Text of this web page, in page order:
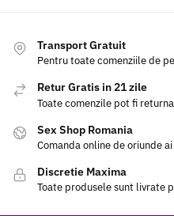
Transport Gratuit
Pentru toate comenziile de
Retur Gratis in 21 zile
Toate comenzile pot fi
Sex Shop Romania
Comanda online de oriunde
Discretie Maxima
Toate produsele sunt livrate